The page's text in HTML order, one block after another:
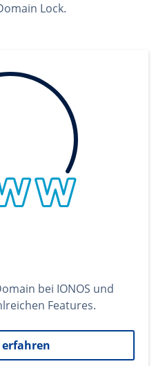
Lock.
bei IONOS und
Features.